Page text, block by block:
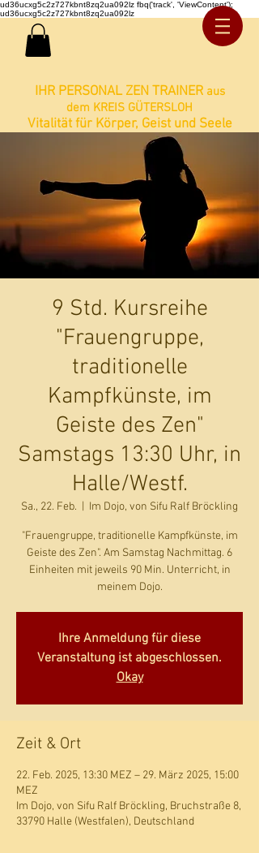
ud36ucxg5c2z727kbnt8zq2ua092lz fbq('track', 'ViewContent');
ud36ucxg5c2z727kbnt8zq2ua092lz
IHR PERSONAL ZEN TRAINER aus
dem KREIS GÜTERSLOH
Vitalität für Körper, Geist und Seele
9 Std. Kursreihe
"Frauengruppe,
traditionelle
Kampfkünste, im
Geiste des Zen"
Samstags 13:30 Uhr, in
Halle/Westf.
Sa., 22. Feb. Im Dojo, von Sifu Ralf Bröckling
"Frauengruppe, traditionelle Kampfkünste, im
Geiste des Zen". Am Samstag Nachmittag. 6
Einheiten mit jeweils 90 Min. Unterricht, in
meinem Dojo.
Ihre Anmeldung für diese
Veranstaltung ist abgeschlossen.
Okay
Zeit & Ort
22. Feb. 2025, 13:30 MEZ – 29. März 2025, 15:00
MEZ
Im Dojo, von Sifu Ralf Bröckling, Bruchstraße 8,
33790 Halle (Westfalen), Deutschland